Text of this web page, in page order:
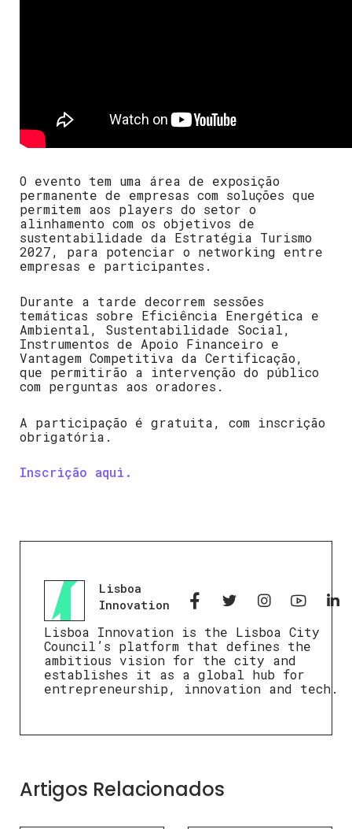
O evento tem uma área de exposição
permanente de empresas com soluções que
permitem aos players do setor o
alinhamento com os objetivos de
sustentabilidade da Estratégia Turismo
2027, para potenciar o networking entre
empresas e participantes.
Durante a tarde decorrem sessões
temáticas sobre Eficiência Energética e
Ambiental, Sustentabilidade Social,
Instrumentos de Apoio Financeiro e
Vantagem Competitiva da Certificação,
que permitirão a intervenção do público
com perguntas aos oradores.
A participação é gratuita, com inscrição
obrigatória.
Inscrição aqui.
Lisboa
Innovation
Lisboa Innovation is the Lisboa City
Council’s platform that defines the
ambitious vision for the city and
establishes it as a global hub for
entrepreneurship, innovation and tech.
Artigos Relacionados